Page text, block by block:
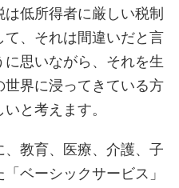
低所得者に厳しい税制
、それは間違いだと言
思いながら、それを生
世界に浸ってきている方
と考えます。
教育、医療、介護、子
ベーシックサービス」